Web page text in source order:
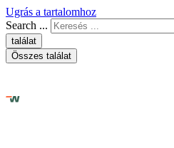
Ugrás a tartalomhoz
Search ...
találat
Összes találat